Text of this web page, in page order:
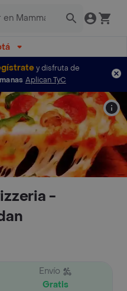
y disfruta de
Aplican TyC
-
Envío
Gratis